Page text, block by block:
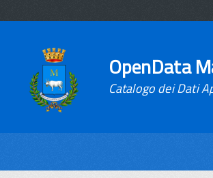
OpenData
Catalogo dei Dati